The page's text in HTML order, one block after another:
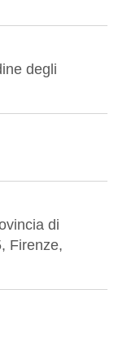
degli
di
Firenze,